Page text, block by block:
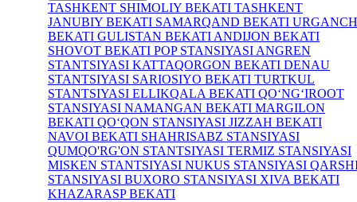
TASHKENT SHIMOLIY BEKATI TASHKENT
JANUBIY BEKATI SAMARQAND BEKATI URGANCH
BEKATI GULISTAN BEKATI ANDIJON BEKATI
SHOVOT BEKATI POP STANSIYASI ANGREN
STANTSIYASI KATTAQORGON BEKATI DENAU
STANTSIYASI SARIOSIYO BEKATI TURTKUL
STANTSIYASI ELLIKQALA BEKATI QO‘NG‘IROOT
STANSIYASI NAMANGAN BEKATI MARGILON
BEKATI QO‘QON STANSIYASI JIZZAH BEKATI
NAVOI BEKATI SHAHRISABZ STANSIYASI
QUMQO'RG'ON STANTSIYASI TERMIZ STANSIYASI
MISKEN STANTSIYASI NUKUS STANSIYASI
STANSIYASI BUXORO STANSIYASI XIVA BEKATI
KHAZARASP BEKATI